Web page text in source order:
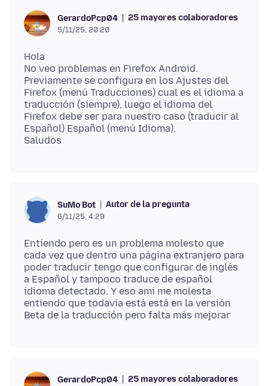
GerardoPcp04 25 mayores colaboradores
5/11/25, 20:20
Hola
No veo problemas en Firefox Android.
Previamente se configura en los Ajustes del
Firefox (menú Traducciones) cual es el idioma a
traducción (siempre), luego el idioma del
Firefox debe ser para nuestro caso (traducir al
Español) Español (menú Idioma).
SuMo Bot Autor de la pregunta
6/11/25, 4:29
Entiendo pero es un problema molesto que
cada vez que dentro una página extranjero para
poder traducir tengo que configurar de inglés
a Español y tampoco traduce de español
idioma detectado. Y eso ami me molesta
entiendo que todavía está está en la versión
GerardoPcp04 25 mayores colaboradores